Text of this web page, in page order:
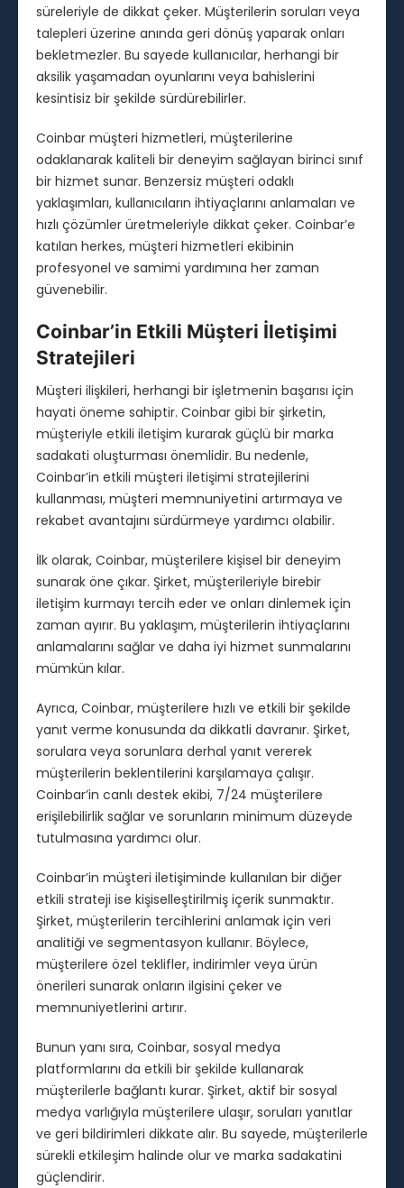
süreleriyle de dikkat çeker. Müşterilerin soruları veya
talepleri üzerine anında geri dönüş yaparak onları
bekletmezler. Bu sayede kullanıcılar, herhangi bir
aksilik yaşamadan oyunlarını veya bahislerini
kesintisiz bir şekilde sürdürebilirler.
Coinbar müşteri hizmetleri, müşterilerine
odaklanarak kaliteli bir deneyim sağlayan birinci sınıf
bir hizmet sunar. Benzersiz müşteri odaklı
yaklaşımları, kullanıcıların ihtiyaçlarını anlamaları ve
hızlı çözümler üretmeleriyle dikkat çeker. Coinbar’e
katılan herkes, müşteri hizmetleri ekibinin
profesyonel ve samimi yardımına her zaman
güvenebilir.
Coinbar’in Etkili Müşteri İletişimi
Stratejileri
Müşteri ilişkileri, herhangi bir işletmenin başarısı için
hayati öneme sahiptir. Coinbar gibi bir şirketin,
müşteriyle etkili iletişim kurarak güçlü bir marka
sadakati oluşturması önemlidir. Bu nedenle,
Coinbar’in etkili müşteri iletişimi stratejilerini
kullanması, müşteri memnuniyetini artırmaya ve
rekabet avantajını sürdürmeye yardımcı olabilir.
İlk olarak, Coinbar, müşterilere kişisel bir deneyim
sunarak öne çıkar. Şirket, müşterileriyle birebir
iletişim kurmayı tercih eder ve onları dinlemek için
zaman ayırır. Bu yaklaşım, müşterilerin ihtiyaçlarını
anlamalarını sağlar ve daha iyi hizmet sunmalarını
mümkün kılar.
Ayrıca, Coinbar, müşterilere hızlı ve etkili bir şekilde
yanıt verme konusunda da dikkatli davranır. Şirket,
sorulara veya sorunlara derhal yanıt vererek
müşterilerin beklentilerini karşılamaya çalışır.
Coinbar’in canlı destek ekibi, 7/24 müşterilere
erişilebilirlik sağlar ve sorunların minimum düzeyde
tutulmasına yardımcı olur.
Coinbar’in müşteri iletişiminde kullanılan bir diğer
etkili strateji ise kişiselleştirilmiş içerik sunmaktır.
Şirket, müşterilerin tercihlerini anlamak için veri
analitiği ve segmentasyon kullanır. Böylece,
müşterilere özel teklifler, indirimler veya ürün
önerileri sunarak onların ilgisini çeker ve
memnuniyetlerini artırır.
Bunun yanı sıra, Coinbar, sosyal medya
platformlarını da etkili bir şekilde kullanarak
müşterilerle bağlantı kurar. Şirket, aktif bir sosyal
medya varlığıyla müşterilere ulaşır, soruları yanıtlar
ve geri bildirimleri dikkate alır. Bu sayede, müşterilerle
sürekli etkileşim halinde olur ve marka sadakatini
güçlendirir.